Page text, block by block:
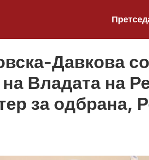
Давкова со
Владата на
за одбрана,